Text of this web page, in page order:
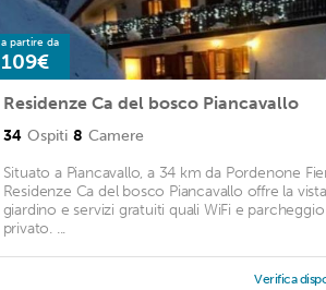
a partire da
109€
Residenze Ca del bosco Piancavallo
34 Ospiti 8 Camere
Situato a Piancavallo, a 34 km da Pordenone
Residenze Ca del bosco Piancavallo offre la
giardino e servizi gratuiti quali WiFi e parcheggio
privato. ...
Verifica